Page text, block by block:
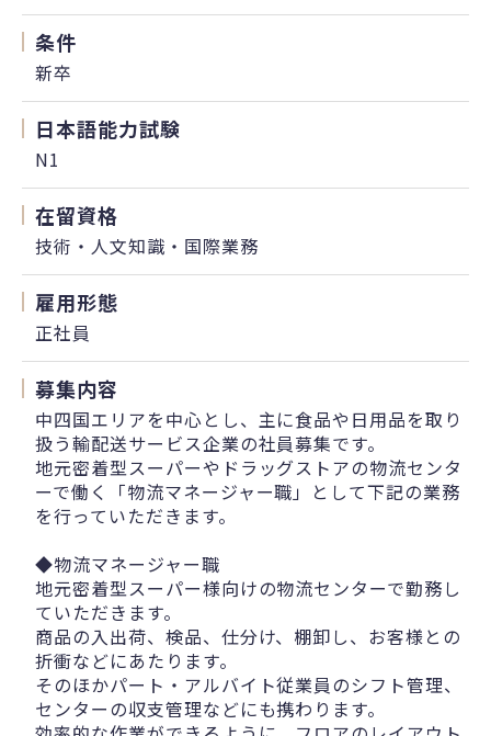
条件
新卒
日本語能力試験
N1
在留資格
技術・人文知識・国際業務
雇用形態
正社員
募集内容
中四国エリアを中心とし、主に食品や日用品を取り
扱う輸配送サービス企業の社員募集です。
地元密着型スーパーやドラッグストアの物流センタ
ーで働く「物流マネージャー職」として下記の業務
を行っていただきます。
◆物流マネージャー職
地元密着型スーパー様向けの物流センターで勤務し
ていただきます。
商品の入出荷、検品、仕分け、棚卸し、お客様との
折衝などにあたります。
そのほかパート・アルバイト従業員のシフト管理、
センターの収支管理などにも携わります。